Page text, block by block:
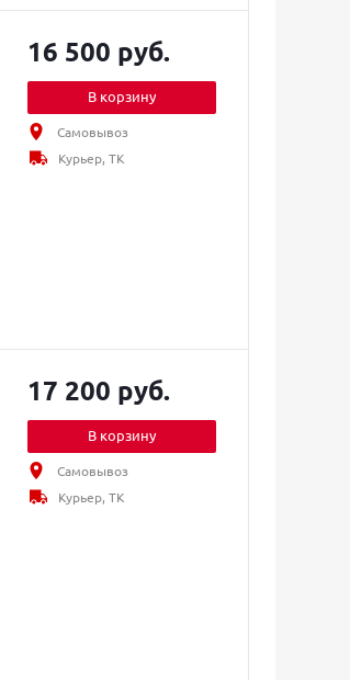
16 500 руб.
В корзину
Самовывоз
Курьер, ТК
17 200 руб.
В корзину
Самовывоз
Курьер, ТК